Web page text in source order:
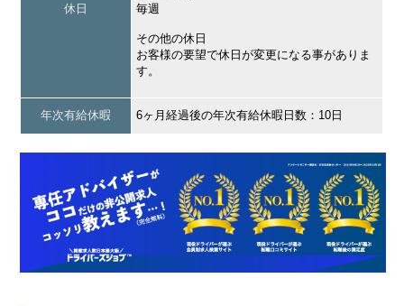
休日
毎週
その他の休日
お客様の要望で休日が変更になる事がありま
す。
年次有給休暇 6ヶ月経過後の年次有給休暇日数：10日